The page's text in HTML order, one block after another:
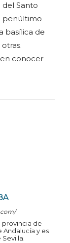
provincia de
y es
del Santo
penúltimo
basílica de
conocer